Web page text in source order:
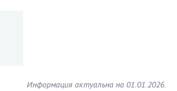
Информация актуальна на 01.01.2026.